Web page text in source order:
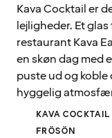
Kava Cocktail er
lejligheder. Et
restaurant Kava
en skøn dag med
puste ud og
hyggelig
KAVA COCKTAIL
FRÖSÖN